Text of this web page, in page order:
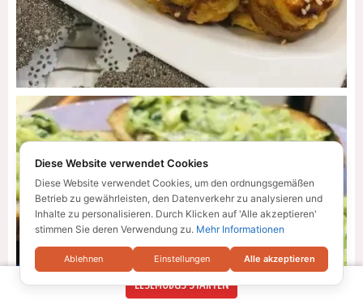
LESEMODUS STARTEN
Diese Website verwendet Cookies
Diese Website verwendet Cookies, um den ordnungsgemäßen
Betrieb zu gewährleisten, den Datenverkehr zu analysieren und
Inhalte zu personalisieren. Durch Klicken auf 'Alle akzeptieren'
stimmen Sie deren Verwendung zu. Mehr Informationen
Ablehnen Einstellungen Alle akzeptieren